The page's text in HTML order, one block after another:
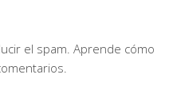
el spam. Aprende cómo